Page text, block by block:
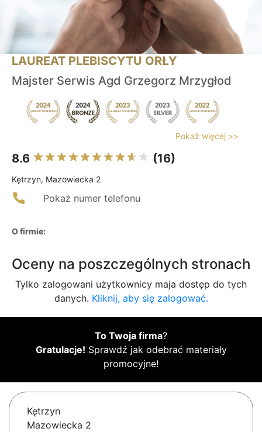
LAUREAT PLEBISCYTU ORŁY
Majster Serwis Agd Grzegorz Mrzygłod
Pokaż więcej >>
8.6 (16)
Kętrzyn, Mazowiecka 2
Pokaż numer telefonu
O firmie:
Oceny na poszczególnych stronach
Tylko zalogowani użytkownicy maja dostęp do tych
danych. Kliknij, aby się zalogować.
To Twoja firma?
Gratulacje! Sprawdź jak odebrać materiały
promocyjne!
Kętrzyn
Mazowiecka 2